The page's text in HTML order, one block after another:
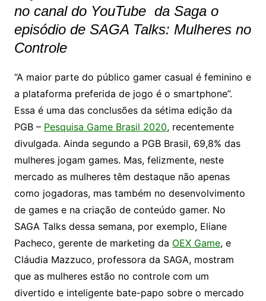
no canal do YouTube da Saga o
episódio de SAGA Talks: Mulheres no
Controle
“A maior parte do público gamer casual é feminino e
a plataforma preferida de jogo é o smartphone”.
Essa é uma das conclusões da sétima edição da
PGB – Pesquisa Game Brasil 2020, recentemente
divulgada. Ainda segundo a PGB Brasil, 69,8% das
mulheres jogam games. Mas, felizmente, neste
mercado as mulheres têm destaque não apenas
como jogadoras, mas também no desenvolvimento
de games e na criação de conteúdo gamer. No
SAGA Talks dessa semana, por exemplo, Eliane
Pacheco, gerente de marketing da OEX Game, e
Cláudia Mazzuco, professora da SAGA, mostram
que as mulheres estão no controle com um
divertido e inteligente bate-papo sobre o mercado